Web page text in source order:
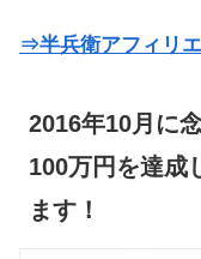
⇒半兵衛アフィリ
2016年10月に
100万円を達成
ます！